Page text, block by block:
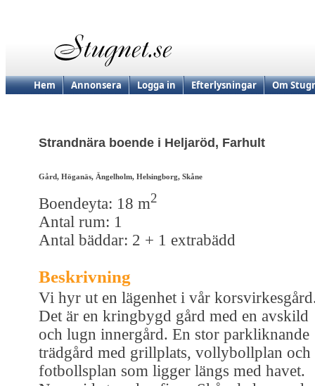
Hem Annonsera Logga in Efterlysningar Om
Strandnära boende i Heljaröd, Farhult
Gård, Höganäs, Ängelholm, Helsingborg, Skåne
Boendeyta: 18 m2
Antal rum: 1
Antal bäddar: 2 + 1 extrabädd
Beskrivning
Vi hyr ut en lägenhet i vår
Det är en kringbygd gård med en avskild
och lugn innergård. En stor parkliknande
trädgård med grillplats, vollybollplan och
fotbollsplan som ligger längs med havet.